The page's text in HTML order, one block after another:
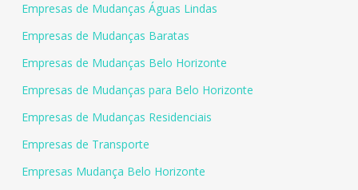
Empresas de Mudanças Águas Lindas
Empresas de Mudanças Baratas
Empresas de Mudanças Belo Horizonte
Empresas de Mudanças para Belo Horizonte
Empresas de Mudanças Residenciais
Empresas de Transporte
Empresas Mudança Belo Horizonte